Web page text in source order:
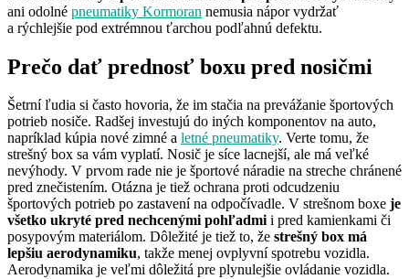
ani odolné pneumatiky Kormoran nemusia nápor vydržať
a rýchlejšie pod extrémnou ťarchou podľahnú defektu.
Prečo dať prednosť boxu pred nosičmi
Šetrní ľudia si často hovoria, že im stačia na prevážanie športových
potrieb nosiče. Radšej investujú do iných komponentov na auto,
napríklad kúpia nové zimné a letné pneumatiky. Verte tomu, že
strešný box sa vám vyplatí. Nosič je síce lacnejší, ale má veľké
nevýhody. V prvom rade nie je športové náradie na streche chránené
pred znečistením. Otázna je tiež ochrana proti odcudzeniu
športových potrieb po zastavení na odpočívadle. V strešnom boxe je
všetko ukryté pred nechcenými pohľadmii pred kamienkami či
posypovým materiálom. Dôležité je tiež to, že strešný box má
lepšiu aerodynamiku, takže menej ovplyvní spotrebu vozidla.
Aerodynamika je veľmi dôležitá pre plynulejšie ovládanie vozidla.